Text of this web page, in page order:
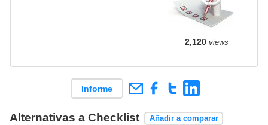
2,120views
Informe
Alternativas a Checklist Añadir a comparar